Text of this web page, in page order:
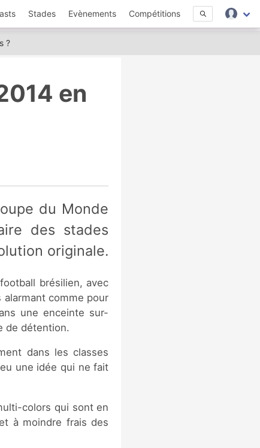
Stades Evènements Compétitions
?
en
des stades
originale.
brésilien, avec
comme pour
une enceinte sur-
de détention.
dans les classes
une idée qui ne fait
colors qui sont en
à moindre frais des